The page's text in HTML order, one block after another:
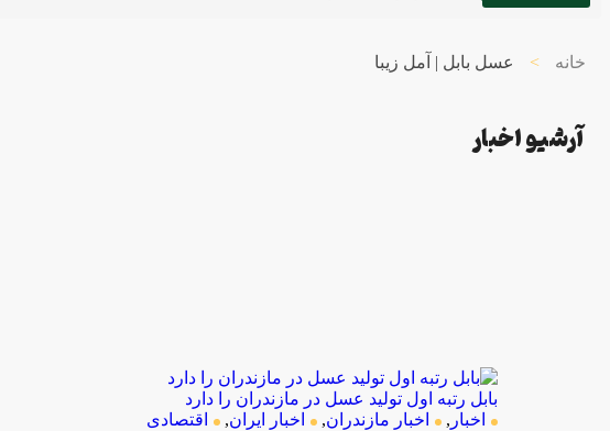
خانه > عسل بابل | آمل زیبا
آرشیو اخبار
بابل رتبه اول تولید عسل در مازندران را دارد
اخبار , اخبار مازندران, اخبار ایران, اقتصادی